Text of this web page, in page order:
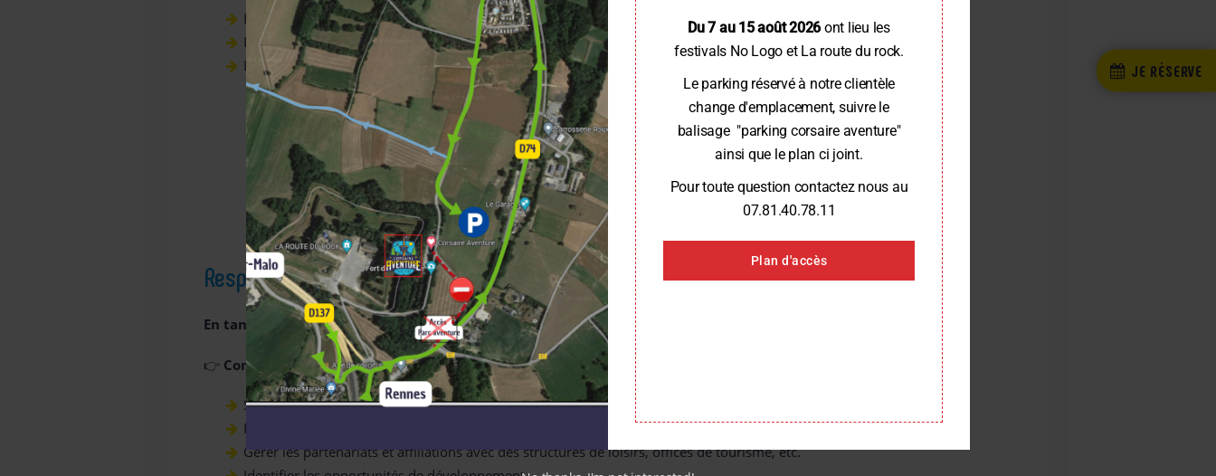
L’accueil, l’équipement, l’accompagnement des clients
L’explication et le contrôle du respect des règles de sécurité
L’intervention en hauteur afin d’aider les clients
OFFRE D’EMPLOI RENNES (35) OFFRE D’EMPLOI CARNAC (56) OFFRE D’EMPLOI SAINT PÈRE (35)
JE POSTULE (CV + LM) SUR «CORSAIRE-AVENTURE@FORETADRENALINE.COM«
Responsable adjoint & communication (H/F)
En tant que Responsable Adjoint(e), vous aurez pour mission :
👉 Commercial
Suivre et analyser les objectifs commerciaux
Réaliser des devis clients
Gérer les partenariats et affiliations avec des structures de loisirs, offices de tourisme, etc.
JE RÉSERVE
Du 7 au 15 août 2026 ont lieu les
festivals No Logo et La route du rock.
Le parking réservé à notre clientèle
change d'emplacement, suivre le
balisage "parking corsaire aventure"
ainsi que le plan ci joint.
Pour toute question contactez nous au
07.81.40.78.11
Plan d'accès